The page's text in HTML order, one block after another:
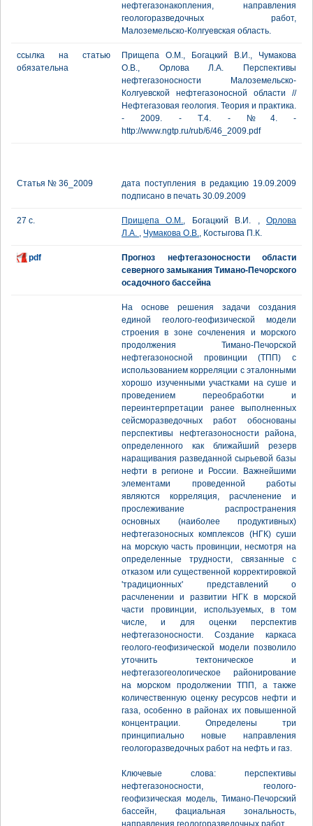
нефтегазонакопления, направления
геологоразведочных работ,
Малоземельско-Колгуевская область.
ссылка на статью
обязательна
Прищепа О.М., Богацкий В.И., Чумакова
О.В., Орлова Л.А. Перспективы
нефтегазоносности Малоземельско-
Колгуевской нефтегазоносной области //
Нефтегазовая геология. Теория и практика.
- 2009. - Т.4. - №4. -
http://www.ngtp.ru/rub/6/46_2009.pdf
Статья № 36_2009
дата поступления в редакцию 19.09.2009
подписано в печать 30.09.2009
27 с. Прищепа О.М., Богацкий В.И. ,Орлова
Л.А. , Чумакова О.В., Костыгова П.К.
pdf
Прогноз нефтегазоносности области
северного замыкания Тимано-Печорского
осадочного бассейна
На основе решения задачи создания
единой геолого-геофизической модели
строения в зоне сочленения и морского
продолжения Тимано-Печорской
нефтегазоносной провинции (ТПП) с
использованием корреляции с эталонными
хорошо изученными участками на суше и
проведением переобработки и
переинтерпретации ранее выполненных
сейсморазведочных работ обоснованы
перспективы нефтегазоносности района,
определенного как ближайший резерв
наращивания разведанной сырьевой базы
нефти в регионе и России. Важнейшими
элементами проведенной работы
являются корреляция, расчленение и
прослеживание распространения
основных (наиболее продуктивных)
нефтегазоносных комплексов (НГК) суши
на морскую часть провинции, несмотря на
определенные трудности, связанные с
отказом или существенной корректировкой
'традиционных' представлений о
расчленении и развитии НГК в морской
части провинции, используемых, в том
числе, и для оценки перспектив
нефтегазоносности. Создание каркаса
геолого-геофизической модели позволило
уточнить тектоническое и
нефтегазогеологическое районирование
на морском продолжении ТПП, а также
количественную оценку ресурсов нефти и
газа, особенно в районах их повышенной
концентрации. Определены три
принципиально новые направления
геологоразведочных работ на нефть и газ.
Ключевые слова: перспективы
нефтегазоносности, геолого-
геофизическая модель, Тимано-Печорский
бассейн, фациальная зональность,
направления геологоразведочных работ.